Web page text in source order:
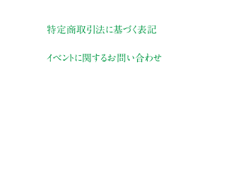
特定商取引法に基づく表記
イベントに関するお問い合わせ